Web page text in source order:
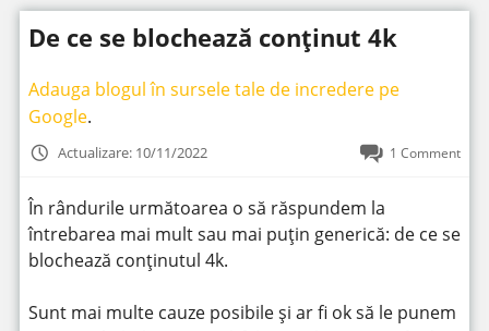
t
n
e
î
n
t
De ce se blochează conținut 4k
Adauga blogul în sursele tale de incredere pe
Google.
Actualizare: 10/11/2022 1 Comment
În rândurile următoarea o să răspundem la
întrebarea mai mult sau mai puțin generică: de ce se
blochează conținutul 4k.
Sunt mai multe cauze posibile și ar fi ok să le punem